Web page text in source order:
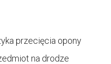
przecięcia opony
na drodze